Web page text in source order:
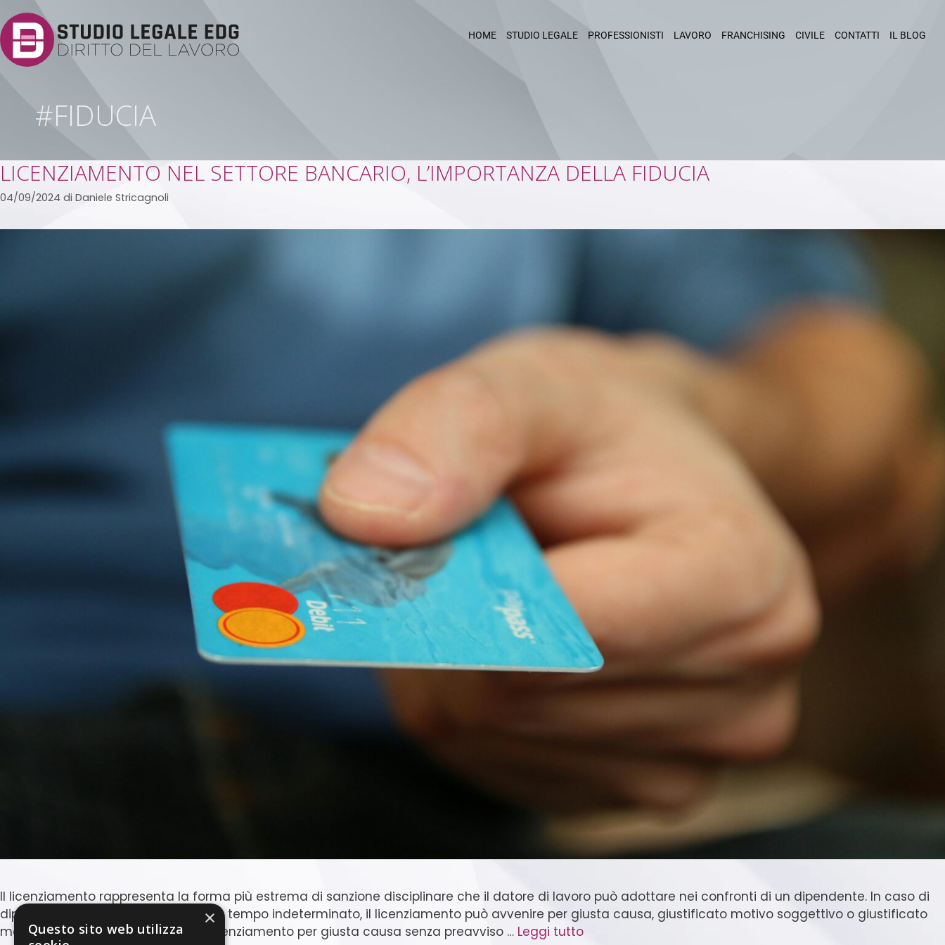
HOME STUDIO LEGALE PROFESSIONISTI LAVORO FRANCHISING CIVILE CONTATTI IL BLOG
#FIDUCIA
LICENZIAMENTO NEL SETTORE BANCARIO, L’IMPORTANZA DELLA FIDUCIA
04/09/2024 di Daniele Stricagnoli
Il licenziamento rappresenta la forma più estrema di sanzione disciplinare che il datore di lavoro può adottare nei confronti di un dipendente. In caso di
dipendente assunto con contratto a tempo indeterminato, il licenziamento può avvenire per giusta causa, giustificato motivo soggettivo o giustificato
motivo oggettivo. In particolare, il licenziamento per giusta causa senza preavviso … Leggi tutto
×
Questo sito web utilizza